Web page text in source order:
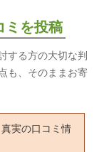
ミを投稿
する方の大切な判
も、そのままお寄
実の口コミ情